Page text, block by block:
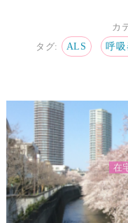
カ
タグ:
ALS 呼吸
在